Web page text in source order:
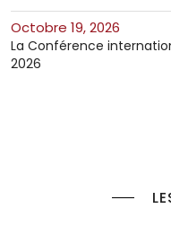
octobre 19, 2026
La Conférence
2026